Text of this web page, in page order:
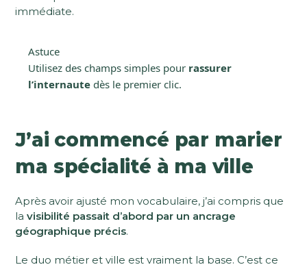
immédiate.
Astuce
Utilisez des champs simples pour rassurer
l’internaute dès le premier clic.
J’ai commencé par marier
ma spécialité à ma ville
Après avoir ajusté mon vocabulaire, j’ai compris que
lavisibilité passait d’abord par un ancrage
géographique précis.
Le duo métier et ville est vraiment la base. C’est ce